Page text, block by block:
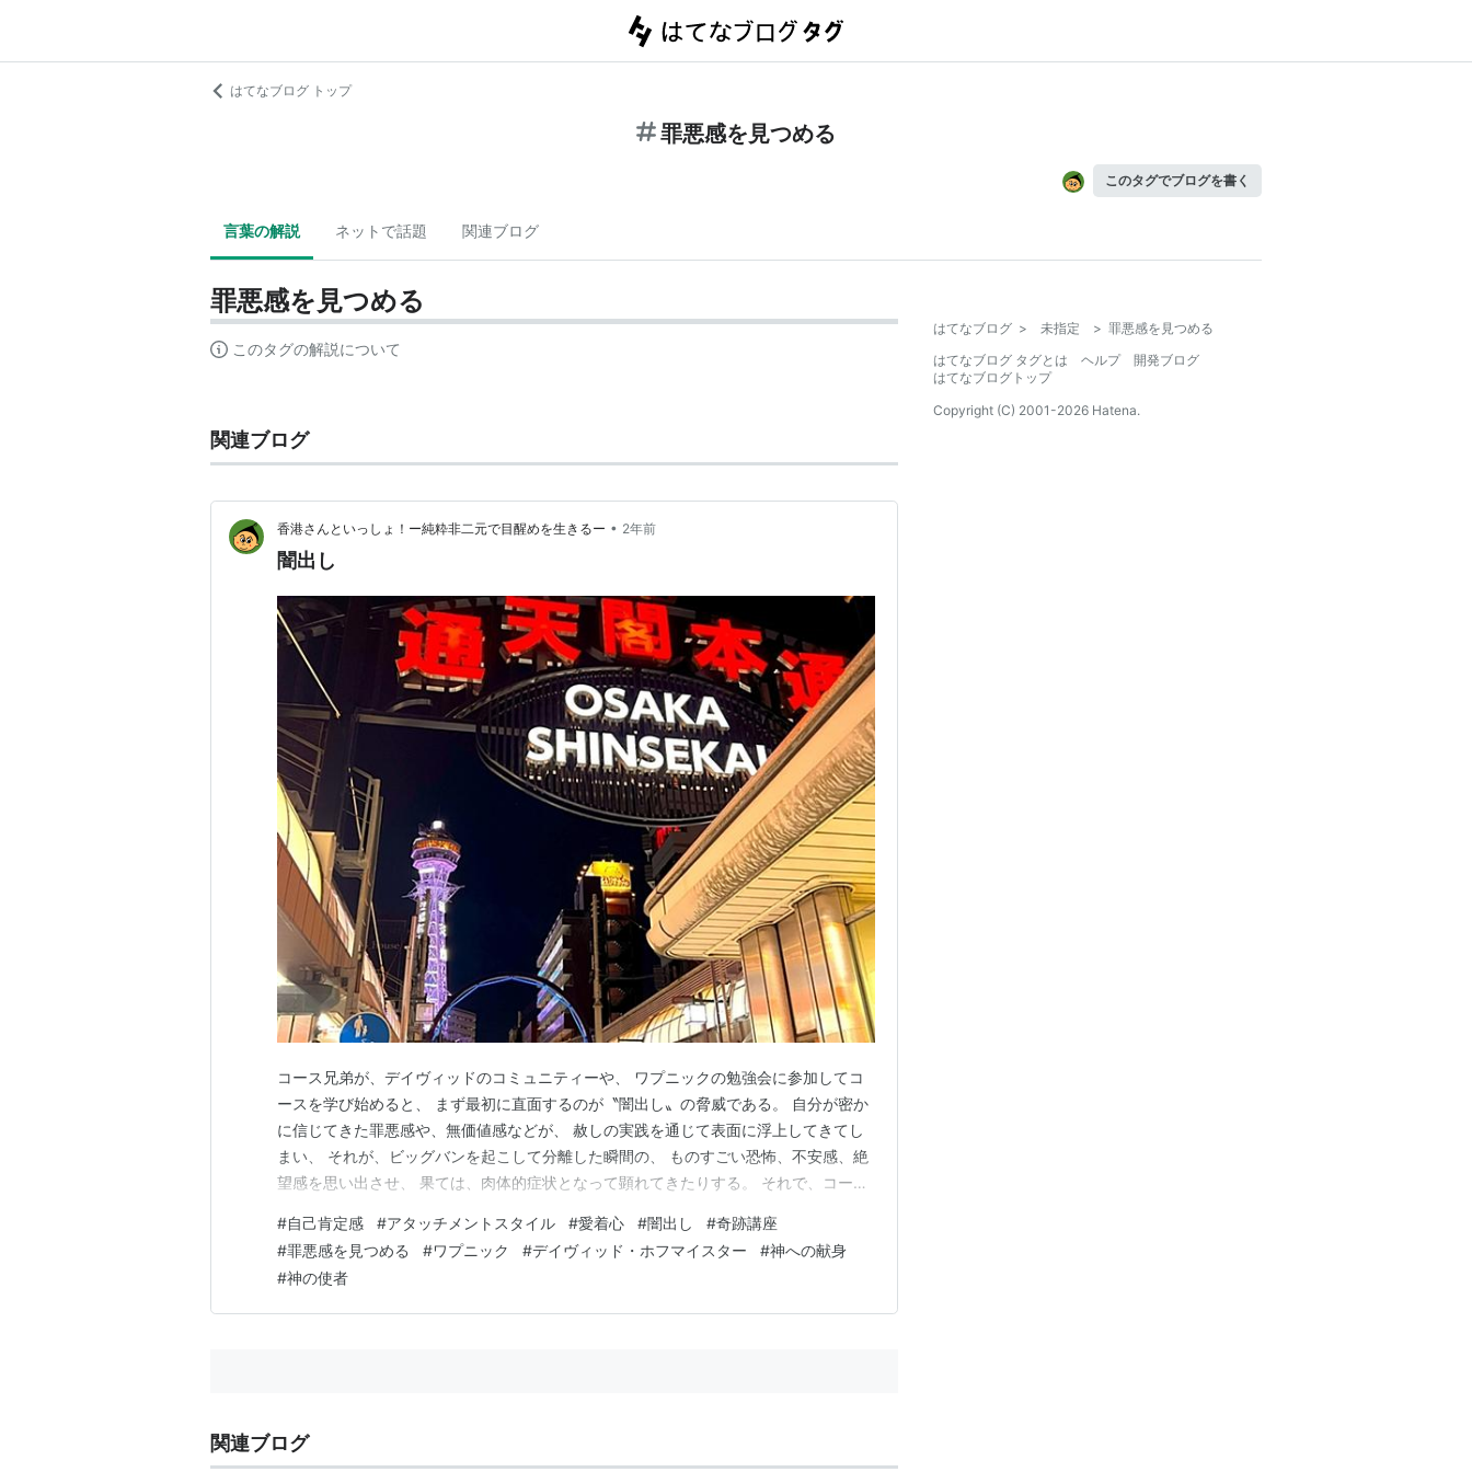
はてなブログ トップ
罪悪感を見つめる
このタグでブログを書く
言葉の解説 ネットで話題 関連ブログ
罪悪感を見つめる
このタグの解説について
関連ブログ
香港さんといっしょ！ー純粋非二元で目醒めを生きるー • 2年前
闇出し
コース兄弟が、デイヴィッドのコミュニティーや、 ワプニックの勉強会に参加してコ
ースを学び始めると、 まず最初に直面するのが〝闇出し〟の脅威である。 自分が密か
に信じてきた罪悪感や、無価値感などが、 赦しの実践を通じて表面に浮上してきてし
まい、 それが、ビッグバンを起こして分離した瞬間の、 ものすごい恐怖、不安感、絶
望感を思い出させ、 果ては、肉体的症状となって顕れてきたりする。 それで、コース
のエクスタシーを智ってしまったことで、 罪なんて本当に無かった、という真理が入
ったお蔭で 総体的には安定して進んできた感があ…
#自己肯定感 #アタッチメントスタイル #愛着心 #闇出し #奇跡講座
#罪悪感を見つめる #ワプニック #デイヴィッド・ホフマイスター #神への献身
#神の使者
関連ブログ
はてなブログ > 未指定 > 罪悪感を見つめる
はてなブログ タグとは
ヘルプ
開発ブログ
はてなブログトップ
Copyright (C) 2001-2026 Hatena.